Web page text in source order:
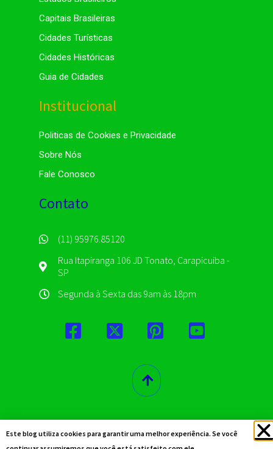
Capitais Brasileiras
Cidades Turísticas
Cidades Históricas
Guia de Cidades
Institucional
Politicas de Cookies e Privacidade
Sobre Nós
Fale Conosco
Contato
(11) 95976.85120
Rua Itapiranga 106 JD Tonato, Carapicuiba -
SP
Segunda à Sexta das 9am às 18pm
© 2019 – 2025. Todos Os Direitos
Reservados
Este blog utiliza cookies para garantir uma melhor experiência. Se você